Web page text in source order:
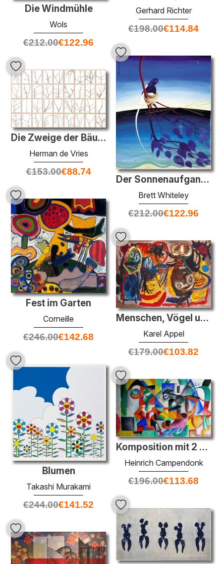
Gerhard Richter
€198.00€114.84
Die Windmühle
Wols
€212.00€122.96
Der Sonnenaufgang, Japanisch: Guten Morgen!
Brett Whiteley
€212.00€122.96
Die Zweige der Bäume
Herman de Vries
€153.00€88.74
Fest im Garten
Corneille
€246.00€142.68
Menschen, Vögel und Sonne
Karel Appel
€179.00€103.82
Blumen
Takashi Murakami
€244.00€141.52
Komposition mit 2 Figuren
Heinrich Campendonk
€196.00€113.68